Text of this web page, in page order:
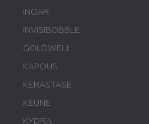
INOAR
INVISIBOBBLE
GOLDWELL
KAPOUS
KERASTASE
KEUNE
KYDRA